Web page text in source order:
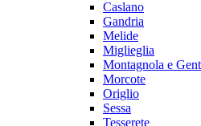
Caslano
Gandria
Melide
Miglieglia
Montagnola e
Morcote
Origlio
Sessa
Tesserete